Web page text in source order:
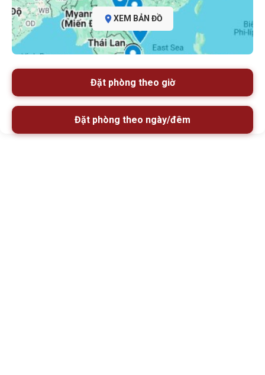
XEM BẢN ĐỒ
Đặt phòng theo giờ
Đặt phòng theo ngày/đêm